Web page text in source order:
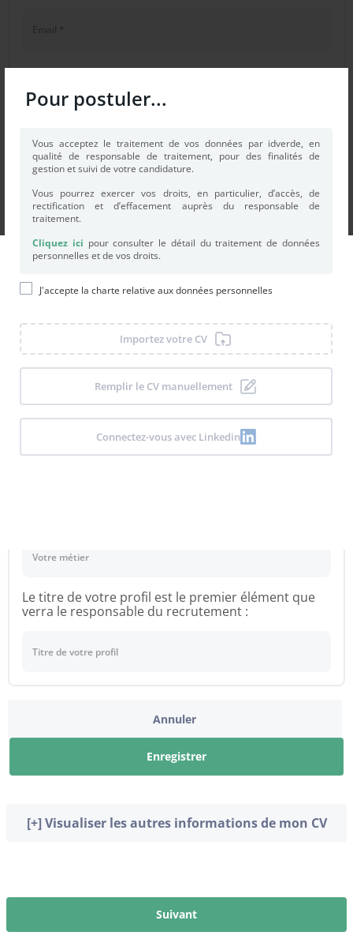
Pour postuler...
Vous acceptez le traitement de vos données par idverde, en
qualité de responsable de traitement, pour des finalités de
gestion et suivi de votre candidature.
Vous pourrez exercer vos droits, en particulier, d’accès, de
rectification et d’effacement auprès du responsable de
traitement.
Cliquez ici pour consulter le détail du traitement de données
personnelles et de vos droits.
J'accepte la charte relative aux données personnelles
Importez votre CV
Remplir le CV manuellement
Le titre de votre profil est le premier élément que
verra le responsable du recrutement :
Annuler
Enregistrer
[+] Visualiser les autres informations de mon CV
Suivant